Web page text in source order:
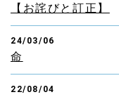
【お詫びと訂正】
24/03/06
命
22/08/04